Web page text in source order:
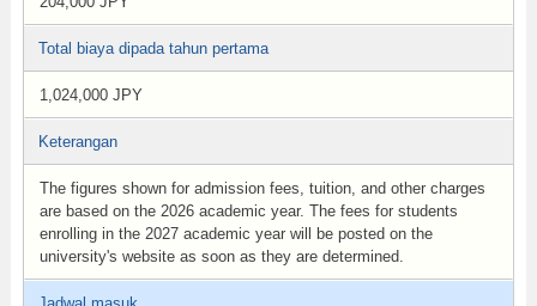
Total biaya dipada tahun pertama
1,024,000 JPY
Keterangan
The figures shown for admission fees, tuition, and other charges
are based on the 2026 academic year. The fees for students
enrolling in the 2027 academic year will be posted on the
university's website as soon as they are determined.